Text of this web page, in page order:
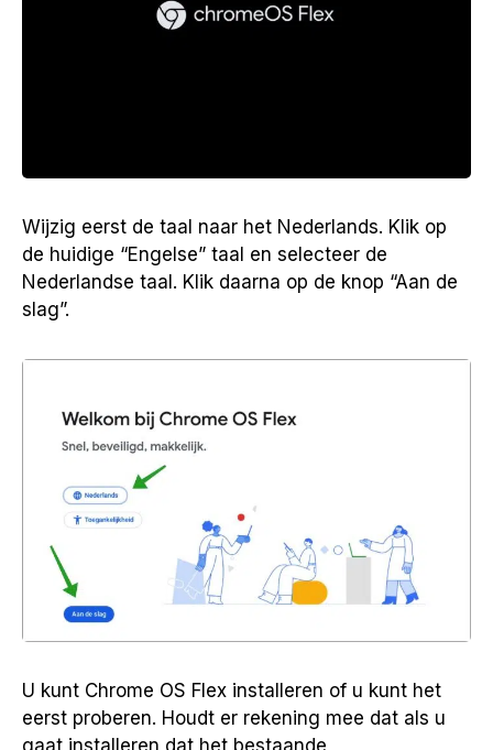
Wijzig eerst de taal naar het Nederlands. Klik op
de huidige “Engelse” taal en selecteer de
Nederlandse taal. Klik daarna op de knop “Aan de
slag”.
U kunt Chrome OS Flex installeren of u kunt het
eerst proberen. Houdt er rekening mee dat als u
gaat installeren dat het bestaande